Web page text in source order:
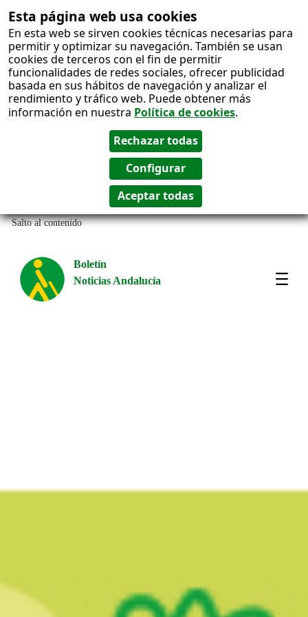
Esta página web usa cookies
En esta web se sirven cookies técnicas necesarias para
permitir y optimizar su navegación. También se usan
cookies de terceros con el fin de permitir
funcionalidades de redes sociales, ofrecer publicidad
basada en sus hábitos de navegación y analizar el
rendimiento y tráfico web. Puede obtener más
información en nuestra Política de cookies.
Salto al contenido
Boletín
Noticias Andalucía